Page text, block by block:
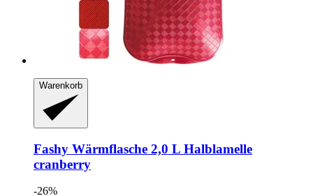
Warenkorb
Fashy Wärmflasche 2,0 L Halblamelle
cranberry
-26%